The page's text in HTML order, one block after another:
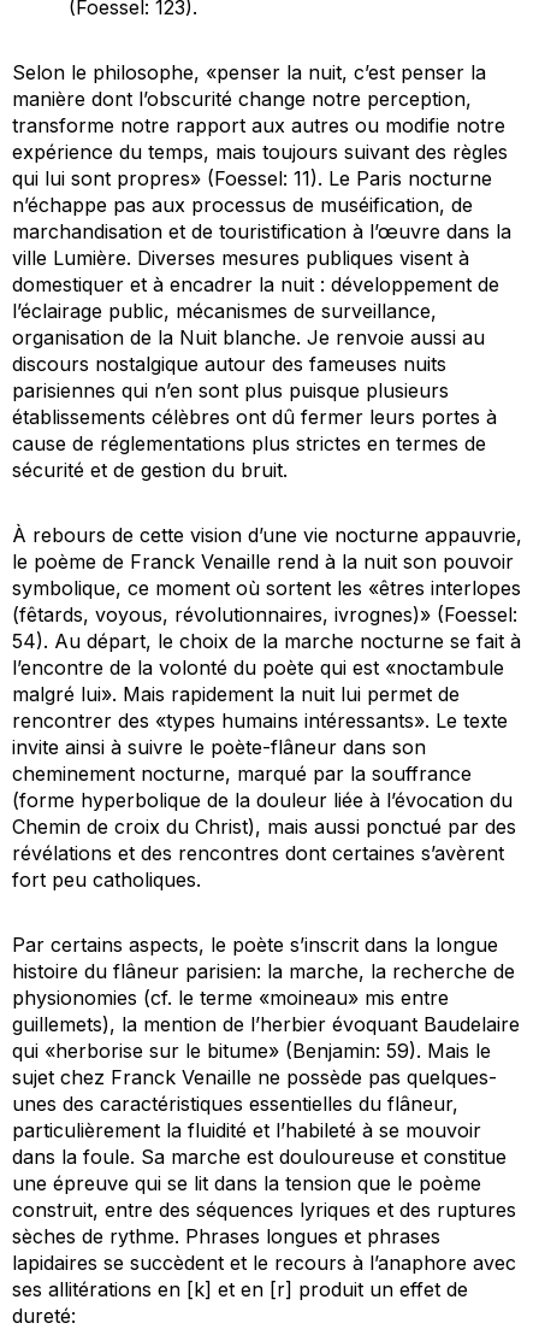
(Foessel: 123).
Selon le philosophe, «penser la nuit, c’est penser la
manière dont l’obscurité change notre perception,
transforme notre rapport aux autres ou modifie notre
expérience du temps, mais toujours suivant des règles
qui lui sont propres» (Foessel: 11). Le Paris nocturne
n’échappe pas aux processus de muséification, de
marchandisation et de touristification à l’œuvre dans la
ville Lumière. Diverses mesures publiques visent à
domestiquer et à encadrer la nuit : développement de
l’éclairage public, mécanismes de surveillance,
organisation de la Nuit blanche. Je renvoie aussi au
discours nostalgique autour des fameuses nuits
parisiennes qui n’en sont plus puisque plusieurs
établissements célèbres ont dû fermer leurs portes à
cause de réglementations plus strictes en termes de
sécurité et de gestion du bruit.
À rebours de cette vision d’une vie nocturne appauvrie,
le poème de Franck Venaille rend à la nuit son pouvoir
symbolique, ce moment où sortent les «êtres interlopes
(fêtards, voyous, révolutionnaires, ivrognes)» (Foessel:
54). Au départ, le choix de la marche nocturne se fait à
l’encontre de la volonté du poète qui est «noctambule
malgré lui». Mais rapidement la nuit lui permet de
rencontrer des «types humains intéressants». Le texte
invite ainsi à suivre le poète-flâneur dans son
cheminement nocturne, marqué par la souffrance
(forme hyperbolique de la douleur liée à l’évocation du
Chemin de croix du Christ), mais aussi ponctué par des
révélations et des rencontres dont certaines s’avèrent
fort peu catholiques.
Par certains aspects, le poète s’inscrit dans la longue
histoire du flâneur parisien: la marche, la recherche de
physionomies (cf. le terme «moineau» mis entre
guillemets), la mention de l’herbier évoquant Baudelaire
qui «herborise sur le bitume» (Benjamin: 59). Mais le
sujet chez Franck Venaille ne possède pas quelques-
unes des caractéristiques essentielles du flâneur,
particulièrement la fluidité et l’habileté à se mouvoir
dans la foule. Sa marche est douloureuse et constitue
une épreuve qui se lit dans la tension que le poème
construit, entre des séquences lyriques et des ruptures
sèches de rythme. Phrases longues et phrases
lapidaires se succèdent et le recours à l’anaphore avec
ses allitérations en [k] et en [r] produit un effet de
dureté: